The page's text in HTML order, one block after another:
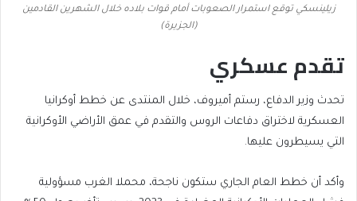
زيلينسكي توقع استمرار الصعوبات أمام قوات بلاده خلال الشهرين القادمين
(الجزيرة)
تقدم عسكري
تحدث وزير الدفاع، رستم أميروف، خلال المنتدى عن خطط أوكرانيا
العسكرية لاختراق دفاعات الروس والتقدم في عمق الأراضي الأوكرانية
التي يسيطرون عليها.
وأكد أن خطط العام الجاري ستكون ناجحة، محملا الغرب مسؤولية